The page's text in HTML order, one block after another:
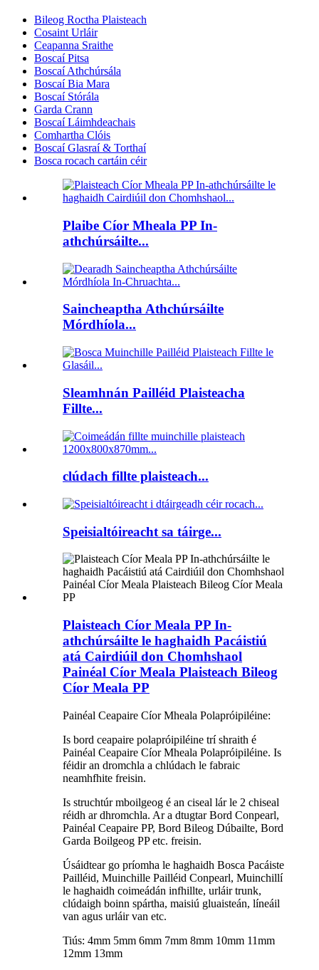
Bileog Roctha Plaisteach
Cosaint Urláir
Ceapanna Sraithe
Boscaí Pitsa
Boscaí Athchúrsála
Boscaí Bia Mara
Boscaí Stórála
Garda Crann
Boscaí Láimhdeachais
Comhartha Clóis
Boscaí Glasraí & Torthaí
Bosca rocach cartáin céir
Plaibe Cíor Mheala PP In-
athchúrsáilte...
Saincheaptha Athchúrsáilte
Mórdhíola...
Sleamhnán Pailléid Plaisteacha
Fillte...
clúdach fillte plaisteach...
Speisialtóireacht sa táirge...
Plaisteach Cíor Meala PP In-
athchúrsáilte le haghaidh Pacáistiú
atá Cairdiúil don Chomhshaol
Painéal Cíor Meala Plaisteach Bileog
Cíor Meala PP
Painéal Ceapaire Cíor Mheala Polapróipiléine:
Is bord ceapaire polapróipiléine trí shraith é
Painéal Ceapaire Cíor Mheala Polapróipiléine. Is
féidir an dromchla a chlúdach le fabraic
neamhfhite freisin.
Is struchtúr mboilgeog é an ciseal lár le 2 chiseal
réidh ar dhromchla. Ar a dtugtar Bord Conpearl,
Painéal Ceapaire PP, Bord Bileog Dúbailte, Bord
Garda Boilgeog PP etc. freisin.
Úsáidtear go príomha le haghaidh Bosca Pacáiste
Pailléid, Muinchille Pailléid Conpearl, Muinchillí
le haghaidh coimeádán infhillte, urláir trunk,
clúdaigh boinn spártha, maisiú gluaisteán, líneáil
van agus urláir van etc.
Tiús: 4mm 5mm 6mm 7mm 8mm 10mm 11mm
12mm 13mm